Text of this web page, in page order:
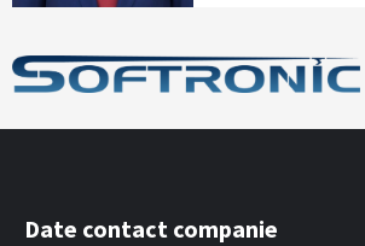
Date contact companie